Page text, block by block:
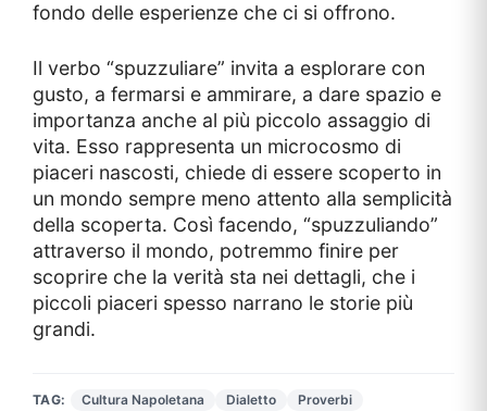
fondo delle esperienze che ci si offrono.
Il verbo “spuzzuliare” invita a esplorare con
gusto, a fermarsi e ammirare, a dare spazio e
importanza anche al più piccolo assaggio di
vita. Esso rappresenta un microcosmo di
piaceri nascosti, chiede di essere scoperto in
un mondo sempre meno attento alla semplicità
della scoperta. Così facendo, “spuzzuliando”
attraverso il mondo, potremmo finire per
scoprire che la verità sta nei dettagli, che i
piccoli piaceri spesso narrano le storie più
grandi.
TAG: Cultura Napoletana Dialetto
Proverbi